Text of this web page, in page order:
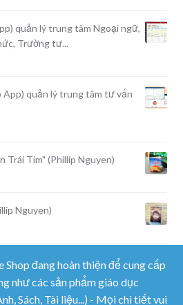
quản lý trung tâm Ngoại ngữ,
Trường tư...
App) quản lý trung tâm tư vấn
Trái Tim" (Phillip Nguyen)
Nguyen)
1 (15 bài học, trình độ
Shop đang hoàn thiện để cung cấp
như các sản phẩm giáo dục
Sách, Tài liệu...) - Mọi chi tiết vui